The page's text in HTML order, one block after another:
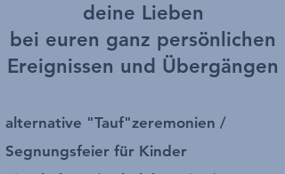
deine Lieben
bei euren ganz persönlichen
Ereignissen und Übergängen
alternative "Tauf"zeremonien /
Segnungsfeier für Kinder